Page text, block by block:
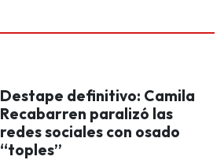
Destape definitivo: Camila
Recabarren paralizó las
redes sociales con osado
“toples”